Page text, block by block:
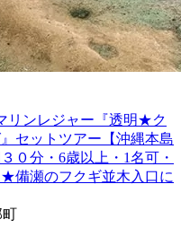
リンレジャー『透明★ク
セットツアー【沖縄本島
０分・6歳以上・1名可・
備瀬のフクギ並木入口に
町